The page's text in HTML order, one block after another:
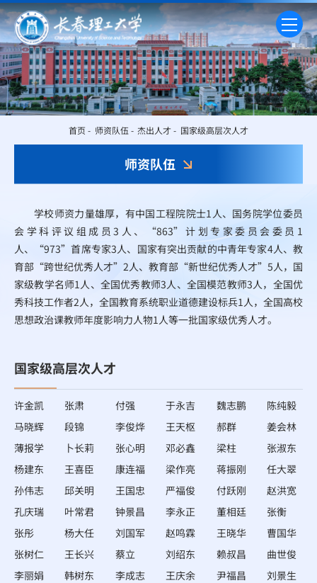
师资队伍
首页 - 师资队伍 - 杰出人才 - 国家级高层次人才
学校师资力量雄厚，有中国工程院院士1人、国务院学位委员
会学科评议组成员3人、“863”计划专家委员会委员1
人、“973”首席专家3人、国家有突出贡献的中青年专家4人、教
育部“跨世纪优秀人才”2人、教育部“新世纪优秀人才”5人，国
家级教学名师1人、全国优秀教师3人、全国模范教师3人，全国优
秀科技工作者2人，全国教育系统职业道德建设标兵1人，全国高校
思想政治课教师年度影响力人物1人等一批国家级优秀人才。
国家级高层次人才
许金凯 张肃 付强 于永吉 魏志鹏
陈纯毅
马晓辉
段锦 李俊烨 王天枢 郝群
姜会林
薄报学
卜长莉 张心明 邓必鑫 梁柱
张淑东
杨建东
王喜臣 康连福 梁作亮 蒋振刚
任大翠
孙伟志
邱关明 王国忠 严福俊 付跃刚
赵洪宽
孔庆瑞
叶常君 钟景昌 李永正 董相廷
张衡
张彤
杨大任 刘国军 赵鸣霖 王晓华
曹国华
张树仁
王长兴 蔡立 刘绍东 赖叔昌
曲世俊
李丽娟
韩树东 李成志 王庆余 尹福昌
刘景生